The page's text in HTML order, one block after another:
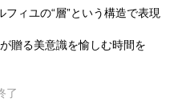
ィユの“層”という構造で表現
贈る美意識を愉しむ時間を
了